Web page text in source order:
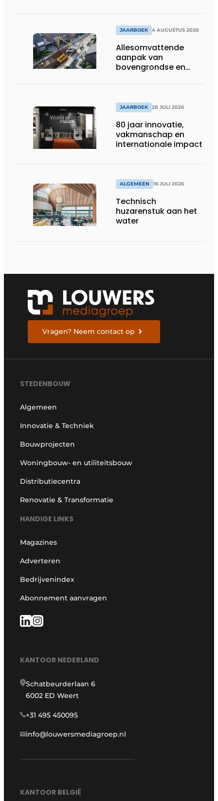
JAARBOEK 4 AUGUSTUS 2026
Allesomvattende
aanpak van
bovengrondse en
JAARBOEK 28 JULI 2026
80 jaar innovatie,
vakmanschap en
internationale impact
ALGEMEEN 16 JULI 2026
Technisch
huzarenstuk aan het
water
Vragen? Neem contact op
STEDENBOUW
Algemeen
Innovatie & Techniek
Bouwprojecten
Woningbouw- en utiliteitsbouw
Distributiecentra
Renovatie & Transformatie
HANDIGE LINKS
Magazines
Adverteren
Bedrijvenindex
Abonnement aanvragen
KANTOOR NEDERLAND
Schatbeurderlaan 6
6002 ED Weert
+31 495 450095
info@louwersmediagroep.nl
KANTOOR BELGIË